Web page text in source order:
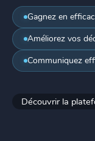
Gagnez en
Améliorez vos
Communiquez
Découvrir la